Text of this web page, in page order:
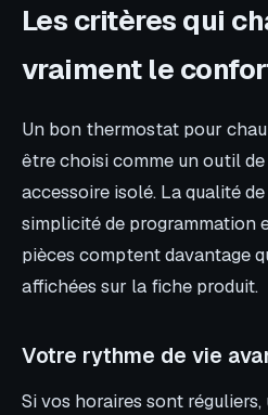
Les critères qui
vraiment le
Un bon thermostat pour
être choisi comme un outil
accessoire isolé. La qualité
simplicité de programmation
pièces comptent davantage
affichées sur la fiche produit.
Votre rythme de vie
Si vos horaires sont réguliers,